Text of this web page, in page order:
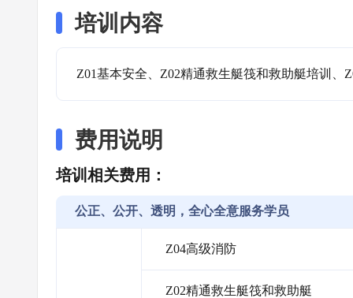
培训内容
Z01基本安全、Z02精通救生艇筏和救助艇培训、
费用说明
培训相关费用：
公正、公开、透明，全心全意服务学员
Z04高级消防
Z02精通救生艇筏和救助艇